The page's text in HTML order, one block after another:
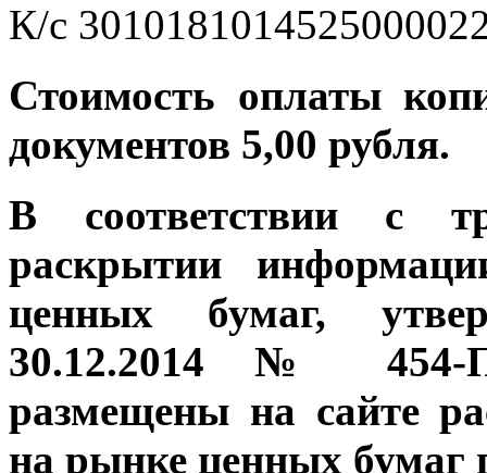
К/с
Стоимость оплаты
документов 5,00 рубля.
В соответствии с
раскрытии
ценных бумаг,
30.12.2014 № 454-П
размещены на сайте
на рынке ценных бумаг